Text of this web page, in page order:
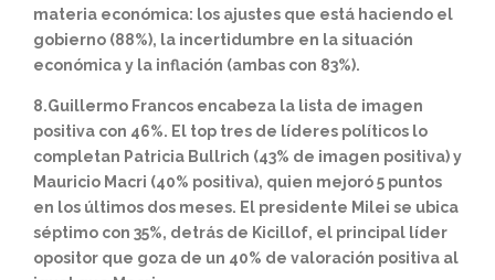
materia económica: los ajustes que está haciendo el
gobierno (88%), la incertidumbre en la situación
económica y la inflación (ambas con 83%).
8.Guillermo Francos encabeza la lista de imagen
positiva con 46%. El top tres de líderes políticos lo
completan Patricia Bullrich (43% de imagen positiva) y
Mauricio Macri (40% positiva), quien mejoró 5 puntos
en los últimos dos meses. El presidente Milei se ubica
séptimo con 35%, detrás de Kicillof, el principal líder
opositor que goza de un 40% de valoración positiva al